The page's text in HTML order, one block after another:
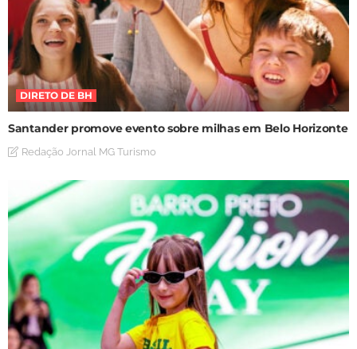
DIRETO DE BH
Santander promove evento sobre milhas em Belo Horizonte
Redação Jornal MG Turismo